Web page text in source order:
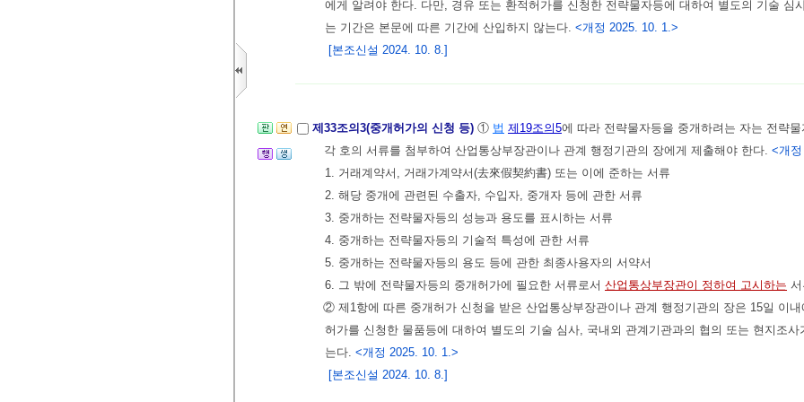
에게 알려야 한다. 다만, 경유 또는 환적허가를 신청한 전략물자등에 대하여 별도의 기술
는 기간은 본문에 따른 기간에 산입하지 않는다. <개정 2025. 10. 1.>
[본조신설 2024. 10. 8.]
제33조의3(중개허가의 신청 등) ① 법 제19조의5에 따라 전략물자등을 중개하려는 자는 전략
각 호의 서류를 첨부하여 산업통상부장관이나 관계 행정기관의 장에게 제출해야 한다. <개
1. 거래계약서, 거래가계약서(去來假契約書) 또는 이에 준하는 서류
2. 해당 중개에 관련된 수출자, 수입자, 중개자 등에 관한 서류
3. 중개하는 전략물자등의 성능과 용도를 표시하는 서류
4. 중개하는 전략물자등의 기술적 특성에 관한 서류
5. 중개하는 전략물자등의 용도 등에 관한 최종사용자의 서약서
6. 그 밖에 전략물자등의 중개허가에 필요한 서류로서 산업통상부장관이 정하여 고시하는
② 제1항에 따른 중개허가 신청을 받은 산업통상부장관이나 관계 행정기관의 장은 15일 이
허가를 신청한 물품등에 대하여 별도의 기술 심사, 국내외 관계기관과의 협의 또는 현지조
는다. <개정 2025. 10. 1.>
[본조신설 2024. 10. 8.]